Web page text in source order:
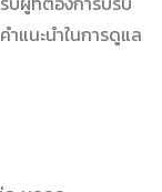
แนะนำในการดูแล